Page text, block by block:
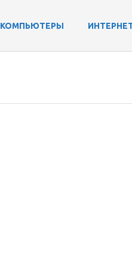
КОМПЬЮТЕРЫ